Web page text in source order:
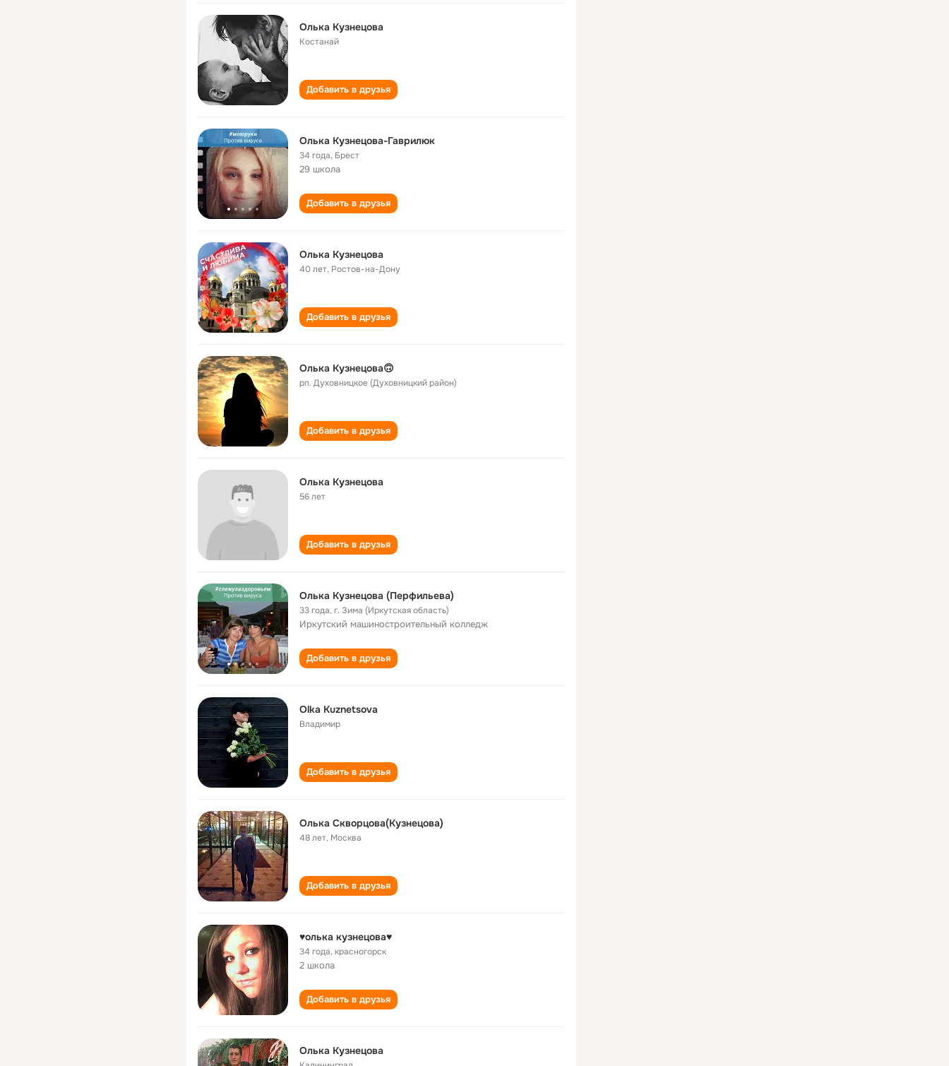
Олька Кузнецова
Костанай
Добавить в друзья
Олька Кузнецова-Гаврилюк
34 года, Брест
29 школа
Добавить в друзья
Олька Кузнецова
40 лет, Ростов-на-Дону
Добавить в друзья
Олька Кузнецова🙃
рп. Духовницкое (Духовницкий район)
Добавить в друзья
Олька Кузнецова
56 лет
Добавить в друзья
Олька Кузнецова (Перфильева)
33 года,г. Зима (Иркутская область)
Иркутский машиностроительный колледж
Добавить в друзья
Olka Kuznetsova
Владимир
Добавить в друзья
Олька Скворцова(Кузнецова)
48 лет, Москва
Добавить в друзья
♥олька кузнецова♥
34 года,красногорск
2 школа
Добавить в друзья
Олька Кузнецова